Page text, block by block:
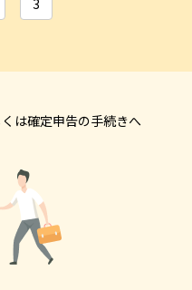
は確定申告の手続きへ